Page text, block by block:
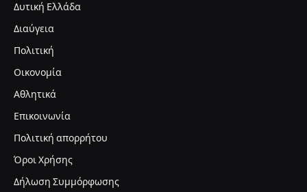
Δυτική Ελλάδα
Διαύγεια
Πολιτική
Οικονομία
Αθλητικά
Επικοινωνία
Πολιτική απορρήτου
Όροι Χρήσης
Δήλωση Συμμόρφωσης